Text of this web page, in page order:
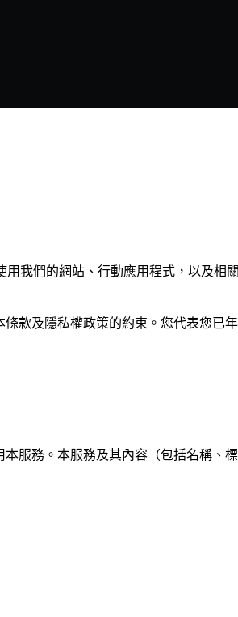
我們的網站、行動應用程式，以及相
款及隱私權政策的約束。您代表您已
服務。本服務及其內容（包括名稱、